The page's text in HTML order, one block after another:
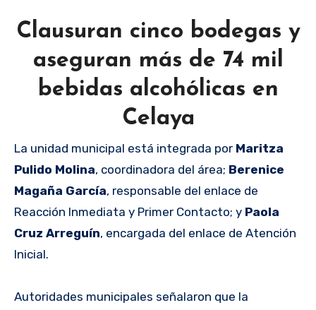
Clausuran cinco bodegas y
aseguran más de 74 mil
bebidas alcohólicas en
Celaya
La unidad municipal está integrada por Maritza
Pulido Molina, coordinadora del área; Berenice
Magaña García, responsable del enlace de
Reacción Inmediata y Primer Contacto; y Paola
Cruz Arreguín, encargada del enlace de Atención
Inicial.
Autoridades municipales señalaron que la